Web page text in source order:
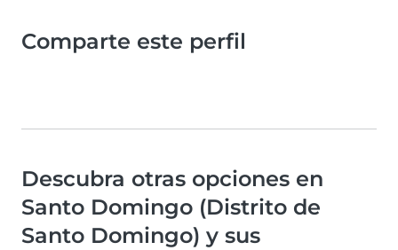
Comparte este perfil
Descubra otras opciones en
Santo Domingo (Distrito de
Santo Domingo) y sus